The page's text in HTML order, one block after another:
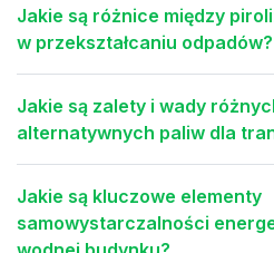
Jakie są różnice między
w przekształcaniu odpadów?
Jakie są zalety i wady
alternatywnych paliw dla
Jakie są kluczowe elementy
samowystarczalności